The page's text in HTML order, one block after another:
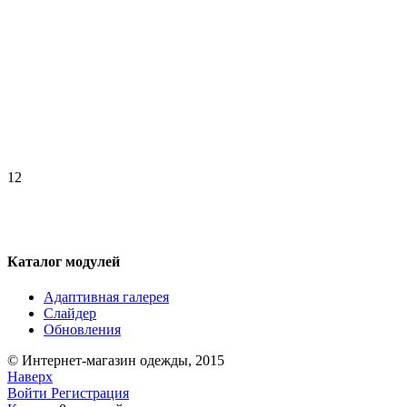
1 2
Каталог модулей
Адаптивная галерея
Слайдер
Обновления
© Интернет-магазин одежды, 2015
Наверх
Войти Регистрация